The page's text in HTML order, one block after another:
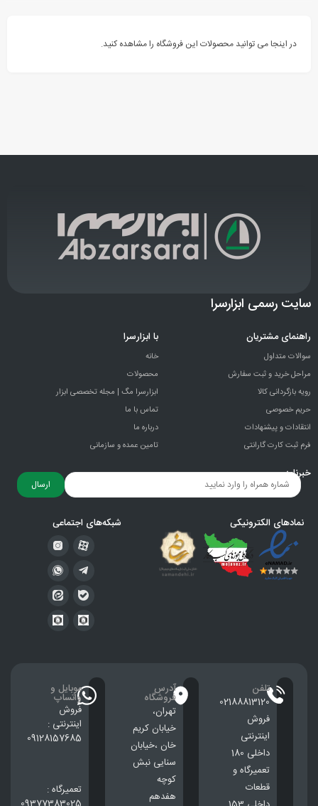
در اینجا می توانید محصولات این فروشگاه را مشاهده کنید.
سایت رسمی ابزارسرا
راهنمای مشتریان
سوالات متداول
مراحل خرید و ثبت سفارش
رویه بازگردانی کالا
حریم خصوصی
انتقادات و پيشنهادات
فرم ثبت کارت گارانتی
با ابزارسرا
خانه
محصولات
ابزارسرا مگ | مجله تخصصی ابزار
تماس با ما
درباره ما
تامین عمده و سازمانی
خبرنامه
ارسال
نمادهای الکترونیکی شبکه‌های اجتماعی
تلفن
02188813120
فروش
اینترنتی
داخلی 180
تعمیرگاه و
قطعات
آدرس
فروشگاه
تهران،
خيابان كريم
خان ،خيابان
سنایی نبش
کوچه
هفدهم
موبایل و
واتساپ
فروش
اینترنتی :
09128157685
تعمیرگاه :